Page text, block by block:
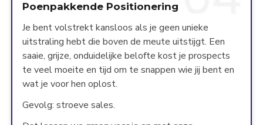
Poenpakkende Positionering
Je bent volstrekt kansloos als je geen unieke
uitstraling hebt die boven de meute uitstijgt. Een
saaie, grijze, onduidelijke belofte kost je prospects
te veel moeite en tijd om te snappen wie jij bent en
wat je voor hen oplost.
Gevolg: stroeve sales.